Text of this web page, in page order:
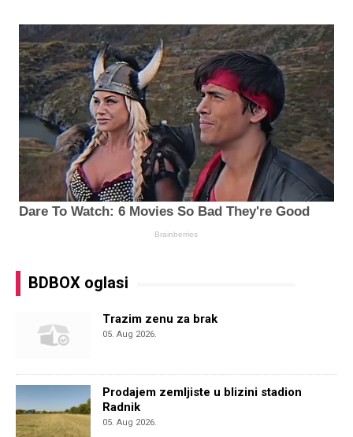
BDBOX oglasi
Trazim zenu za brak
05. Aug 2026.
Prodajem zemljiste u blizini stadion
Radnik
05. Aug 2026.